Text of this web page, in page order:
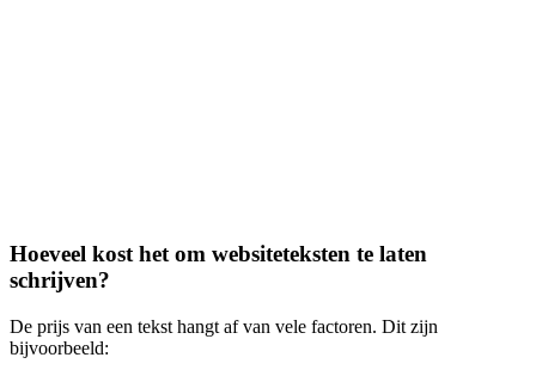
Hoeveel kost het om websiteteksten te laten
schrijven?
De prijs van een tekst hangt af van vele factoren. Dit zijn
bijvoorbeeld: